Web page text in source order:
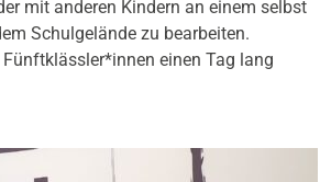
mit anderen Kindern an einem selbst
Schulgelände zu bearbeiten.
Fünftklässler*innen einen Tag lang